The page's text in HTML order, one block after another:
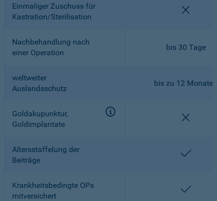
Einmaliger Zuschuss für
Kastration/Sterilisation
Nachbehandlung nach
einer Operation
bis 30 Tage
weltweiter
Auslandsschutz
bis zu 12 Monaten
Goldakupunktur,
Goldimplantate
Altersstaffelung der
Beiträge
Krankheitsbedingte OPs
mitversichert